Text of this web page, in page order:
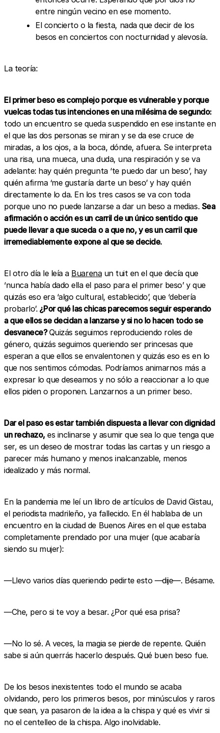
entre ningún vecino en ese momento.
El concierto o la fiesta, nada que decir de los
besos en conciertos con nocturnidad y alevosía.
La teoría:
El primer beso es complejo porque es vulnerable y porque
vuelcas todas tus intenciones en una milésima de segundo:
todo un encuentro se queda suspendido en ese instante en
el que las dos personas se miran y se da ese cruce de
miradas, a los ojos, a la boca, dónde, afuera. Se interpreta
una risa, una mueca, una duda, una respiración y se va
adelante: hay quién pregunta ‘te puedo dar un beso’, hay
quién afirma ‘me gustaría darte un beso’ y hay quién
directamente lo da. En los tres casos se va con toda
porque uno no puede lanzarse a dar un beso a medias. Sea
afirmación o acción es un carril de un único sentido que
puede llevar a que suceda o a que no, y es un carril que
irremediablemente expone al que se decide.
El otro día le leía a Buarenaun tuit en el que decía que
‘nunca había dado ella el paso para el primer beso’ y que
quizás eso era ‘algo cultural, establecido’, que ‘debería
probarlo’. ¿Por qué las chicas parecemos seguir esperando
a que ellos se decidan a lanzarse y si no lo hacen todo se
desvanece?Quizás seguimos reproduciendo roles de
género, quizás seguimos queriendo ser princesas que
esperan a que ellos se envalentonen y quizás eso es en lo
que nos sentimos cómodas. Podríamos animarnos más a
expresar lo que deseamos y no sólo a reaccionar a lo que
ellos piden o proponen. Lanzarnos a un primer beso.
Dar el paso es estar también dispuesta a llevar con dignidad
un rechazo,es inclinarse y asumir que sea lo que tenga que
ser, es un deseo de mostrar todas las cartas y un riesgo a
parecer más humano y menos inalcanzable, menos
idealizado y más normal.
En la pandemia me leí un libro de artículos de David Gistau,
el periodista madrileño, ya fallecido. En él hablaba de un
encuentro en la ciudad de Buenos Aires en el que estaba
completamente prendado por una mujer (que acabaría
siendo su mujer):
—Llevo varios días queriendo pedirte esto —dije—. Bésame.
—Che, pero si te voy a besar. ¿Por qué esa prisa?
—No lo sé. A veces, la magia se pierde de repente. Quién
sabe si aún querrás hacerlo después. Qué buen beso fue.
De los besos inexistentes todo el mundo se acaba
olvidando, pero los primeros besos, por minúsculos y raros
que sean, ya pasaron de la idea a la chispa y qué es vivir si
no el centelleo de la chispa. Algo inolvidable.